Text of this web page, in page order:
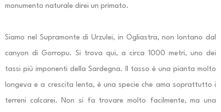
monumento naturale direi un primato.
Siamo nel Supramonte di Urzulei, in Ogliastra, non lontano dal
canyon di Gorropu. Si trova qui, a circa 1000 metri, uno dei
tassi più imponenti della Sardegna. Il tasso è una pianta molto
longeva e a crescita lenta, è una specie che ama soprattutto i
terreni calcarei. Non si fa trovare molto facilmente, ma una